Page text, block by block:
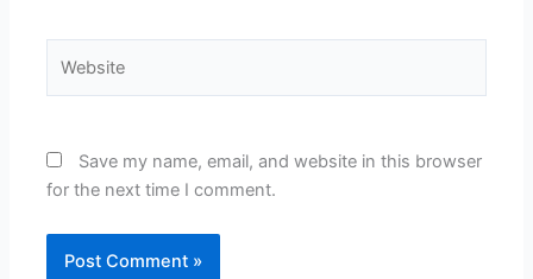
Save my name, email, and website in this browser
for the next time I comment.